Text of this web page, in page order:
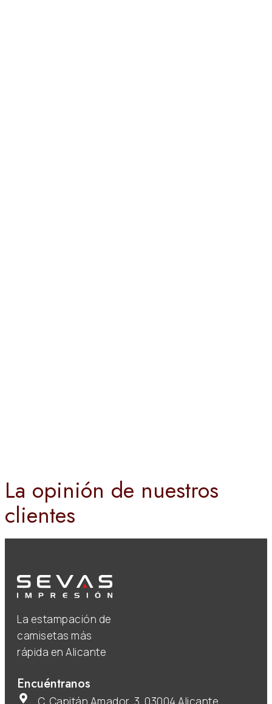
La opinión de nuestros
clientes
La estampación de
camisetas más
rápida en Alicante
Encuéntranos